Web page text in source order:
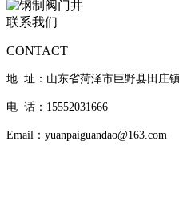
联系我们
CONTACT
地 址：山东省菏泽市巨野县田庄
电 话：15552031666
Email：yuanpaiguandao@163.com